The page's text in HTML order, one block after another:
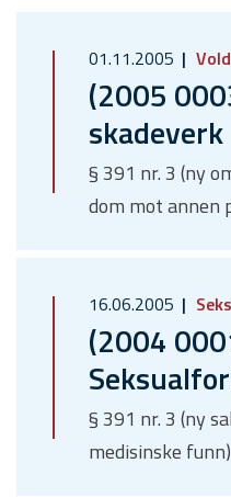
01.11.2005 Vold
(2005
skadeverk
§ 391 nr. 3 (ny
dom mot annen
16.06.2005
(2004
§ 391 nr. 3 (ny
medisinske funn)